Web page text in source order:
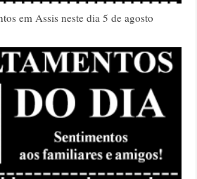
em Assis neste dia 5 de agosto